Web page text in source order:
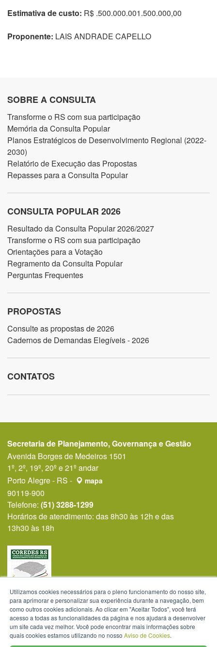
Estimativa de custo: R$ .500.000.001.500.000,00
Proponente: LAIS ANDRADE CAPELLO
SOBRE A CONSULTA
Transforme o RS com sua participação
Memória da Consulta Popular
Planos Estratégicos de Desenvolvimento Regional (2022-
2030)
Relatório de Execução das Propostas
Repasses para a Consulta Popular
CONSULTA POPULAR 2026
Resultado da Consulta Popular 2026/2027
Transforme o RS com sua participação
Orientações para a Votação
Regramento da Consulta Popular
Perguntas Frequentes
PROPOSTAS
Consulte as propostas de 2026
Cadernos de Demandas Elegíveis - 2026
CONTATOS
Secretaria de Planejamento, Governança e Gestão
Avenida Borges de Medeiros 1501
1º, 2º, 19º, 20º e 21º andar
Porto Alegre - RS -
mapa
90119-900
Telefone: (51) 3288-1299
Horários de atendimento: das 8h30 às 12h e das
13h30 às 18h
Utilizamos cookies necessários para o pleno funcionamento do nosso site,
para aprimorar e personalizar sua experiência durante a navegação, bem
como outros cookies adicionais. Ao clicar em "Aceitar Todos", você terá
acesso a todas as funcionalidades da página e nos ajudará a desenvolver
um site cada vez melhor. Você pode encontrar mais informações sobre
quais cookies estamos utilizando no nosso Aviso de Cookies.